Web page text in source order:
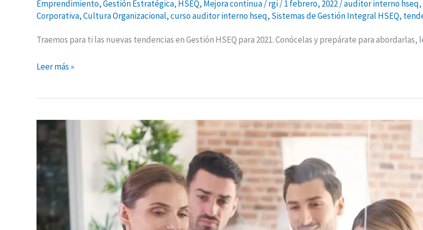
Emprendimiento,Gestión Estratégica, HSEQ, Mejora continua/rgi/1 febrero, 2022/auditor interno hseq,
Corporativa,Cultura Organizacional,curso auditor interno hseq, Sistemas de Gestión Integral HSEQ,
Traemos para ti las nuevas tendencias en Gestión HSEQ para 2021. Conócelas y prepárate para
Leer más »
Cómo
cambiar
cultura
organizacional